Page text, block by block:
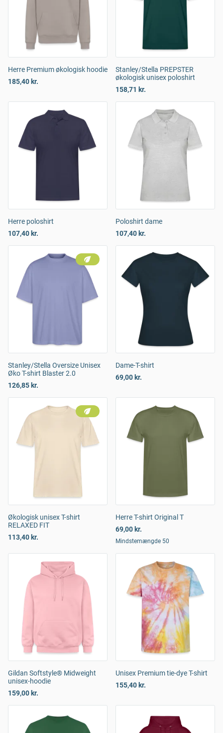
Herre Premium økologisk hoodie
185,40 kr.
Stanley/Stella PREPSTER
økologisk unisex poloshirt
158,71 kr.
Herre poloshirt
107,40 kr.
Poloshirt dame
107,40 kr.
Stanley/Stella Oversize Unisex
Øko T-shirt Blaster 2.0
126,85 kr.
Dame-T-shirt
69,00 kr.
Økologisk unisex T-shirt
RELAXED FIT
113,40 kr.
Herre T-shirt Original T
69,00 kr.
Mindstemængde 50
Gildan Softstyle® Midweight
unisex-hoodie
159,00 kr.
Unisex Premium tie-dye T-shirt
155,40 kr.